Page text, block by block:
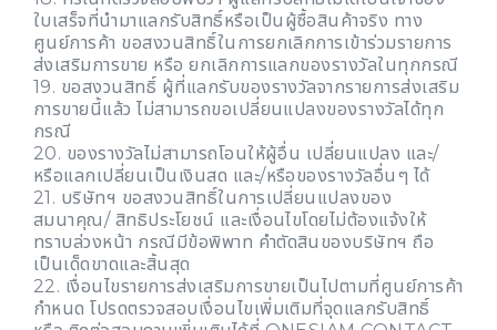
ใบเสร็จที่นำมาแลกรับสิทธิ์หรือเป็นผู้ซื้อสินค้าจริง ทาง
ศูนย์การค้า ขอสงวนสิทธิ์ในการยกเลิกการเข้าร่วมรายการ
ส่งเสริมการขาย หรือ ยกเลิกการแลกของรางวัลในทุกกรณี
19. ขอสงวนสิทธิ์ ผู้ที่แลกรับของรางวัลจากรายการส่งเสริม
การขายนี้แล้ว ไม่สามารถขอเปลี่ยนแปลงของรางวัลได้ทุก
กรณี
20. ของรางวัลไม่สามารถโอนให้ผู้อื่น เปลี่ยนแปลง และ/
หรือแลกเปลี่ยนเป็นเงินสด และ/หรือของรางวัลอื่นๆ ได้
21. บริษัทฯ ขอสงวนสิทธิ์ในการเปลี่ยนแปลงของ
สมนาคุณ/ สิทธิประโยชน์ และเงื่อนไขโดยไม่ต้องแจ้งให้
ทราบล่วงหน้า กรณีมีข้อพิพาท คำตัดสินของบริษัทฯ ถือ
เป็นเด็ดขาดและสิ้นสุด
22. เงื่อนไขรายการส่งเสริมการขายเป็นไปตามที่ศูนย์การค้า
กำหนด โปรดตรวจสอบเงื่อนไขเพิ่มเติมที่จุดแลกรับสิทธิ์